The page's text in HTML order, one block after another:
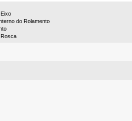
do Rolamento
Rosca